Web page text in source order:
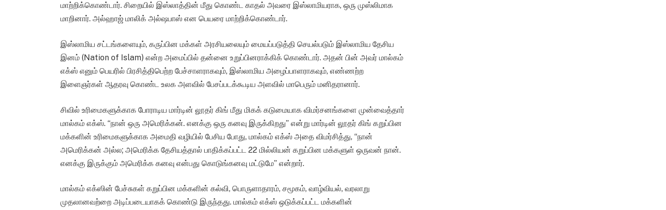
மாற்றிக்கொண்டார். சிறையில் இஸ்லாத்தின் மீது கொண்ட காதல் அவரை இஸ்லாமியராக, ஒரு முஸ்லிமாக
மாறினார். அல்ஹாஜ் மாலிக் அல்ஷபாஸ் என பெயரை மாற்றிக்கொண்டார்.
இஸ்லாமிய சட்டங்களையும், கருப்பின மக்கள் அரசியலையும் மையப்படுத்தி செயல்படும் இஸ்லாமிய தேசிய
இனம் (Nation of Islam) என்ற அமைப்பில் தன்னை உறுப்பினராக்கிக் கொண்டார். அதன் பின் அவர் மால்கம்
எக்ஸ் எனும் பெயரில் பிரசித்திபெற்ற பேச்சாளராகவும், இஸ்லாமிய அழைப்பாளராகவும், எண்ணற்ற
இளைஞர்கள் ஆதரவு கொண்ட உலக அளவில் பேசப்படக்கூடிய அளவில் மாபெரும் மனிதரானார்.
சிவில் உரிமைகளுக்காக போராடிய மார்டின் லூதர் கிங் மீது மிகக் கடுமையாக விமர்சனங்களை முன்வைத்தார்
மால்கம் எக்ஸ். “நான் ஒரு அமெரிக்கன். எனக்கு ஒரு கனவு இருக்கிறது” என்று மார்டின் லூதர் கிங் கறுப்பின
மக்களின் உரிமைகளுக்காக அமைதி வழியில் பேசிய போது, மால்கம் எக்ஸ் அதை விமர்சித்து, “நான்
அமெரிக்கன் அல்ல; அமெரிக்க தேசியத்தால் பாதிக்கப்பட்ட 22 மில்லியன் கறுப்பின மக்களுள் ஒருவன் நான்.
எனக்கு இருக்கும் அமெரிக்க கனவு என்பது கொடுங்கனவு மட்டுமே” என்றார்.
மால்கம் எக்ஸின் பேச்சுகள் கறுப்பின மக்களின் கல்வி, பொருளாதாரம், சமூகம், வாழ்வியல், வரலாறு
முதலானவற்றை அடிப்படையாகக் கொண்டு இருந்தது. மால்கம் எக்ஸ் ஒடுக்கப்பட்ட மக்களின்